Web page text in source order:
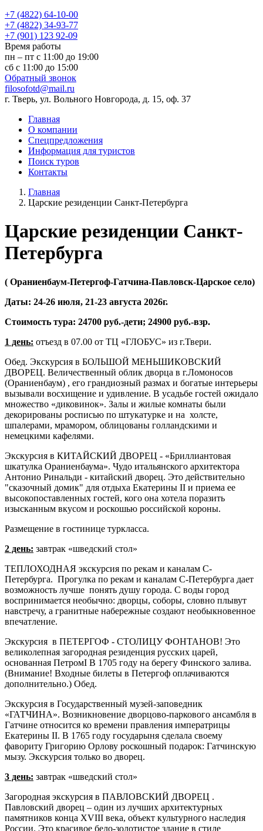
‪+7 (4822) 64-10-00
+7 (4822) 34-93-77
+7 (901) 123 92-09
Время работы
пн – пт с 11:00 до 19:00
сб с 11:00 до 15:00
Обратный звонок
filosofotd@mail.ru
г. Тверь, ул. Вольного Новгорода, д. 15, оф. 37
Главная
О компании
Спецпредложения
Информация для туристов
Поиск туров
Контакты
Главная
Царские резиденции Санкт-Петербурга
Царские резиденции Санкт-
Петербурга
( Ораниенбаум-Петергоф-Гатчина-Павловск-Царское село)
Даты: 24-26 июля, 21-23 августа 2026г.
Стоимость тура: 24700 руб.-дети; 24900 руб.-взр.
1 день: отъезд в 07.00 от ТЦ «ГЛОБУС» из г.Твери.
Обед. Экскурсия в БОЛЬШОЙ МЕНЬШИКОВСКИЙ
ДВОРЕЦ. Величественный облик дворца в г.Ломоносов
(Ораниенбаум) , его грандиозный размах и богатые интерьеры
вызывали восхищение и удивление. В усадьбе гостей ожидало
множество «диковинок». Залы и жилые комнаты были
декорированы росписью по штукатурке и на холсте,
шпалерами, мрамором, облицованы голландскими и
немецкими кафелями.
Экскурсия в КИТАЙСКИЙ ДВОРЕЦ - «Бриллиантовая
шкатулка Ораниенбаума». Чудо итальянского архитектора
Антонио Ринальди - китайский дворец. Это действительно
"сказочный домик" для отдыха Екатерины II и приема ее
высокопоставленных гостей, кого она хотела поразить
изысканным вкусом и роскошью российской короны.
Размещение в гостинице туркласса.
2 день: завтрак «шведский стол»
ТЕПЛОХОДНАЯ экскурсия по рекам и каналам С-
Петербурга. Прогулка по рекам и каналам С-Петербурга дает
возможность лучше понять душу города. С воды город
воспринимается необычно: дворцы, соборы, словно плывут
навстречу, а гранитные набережные создают необыкновенное
впечатление.
Экскурсия в ПЕТЕРГОФ - СТОЛИЦУ ФОНТАНОВ! Это
великолепная загородная резиденция русских царей,
основанная ПетромI В 1705 году на берегу Финского залива.
(Внимание! Входные билеты в Петергоф оплачиваются
дополнительно.) Обед.
Экскурсия в Государственный музей-заповедник
«ГАТЧИНА». Возникновение дворцово-паркового ансамбля в
Гатчине относится ко времени правления императрицы
Екатерины II. В 1765 году государыня сделала своему
фавориту Григорию Орлову роскошный подарок: Гатчинскую
мызу. Экскурсия только во дворец.
3 день: завтрак «шведский стол»
Загородная экскурсия в ПАВЛОВСКИЙ ДВОРЕЦ .
Павловский дворец – один из лучших архитектурных
памятников конца XVIII века, объект культурного наследия
России. Это красивое бело-золотистое здание в стиле